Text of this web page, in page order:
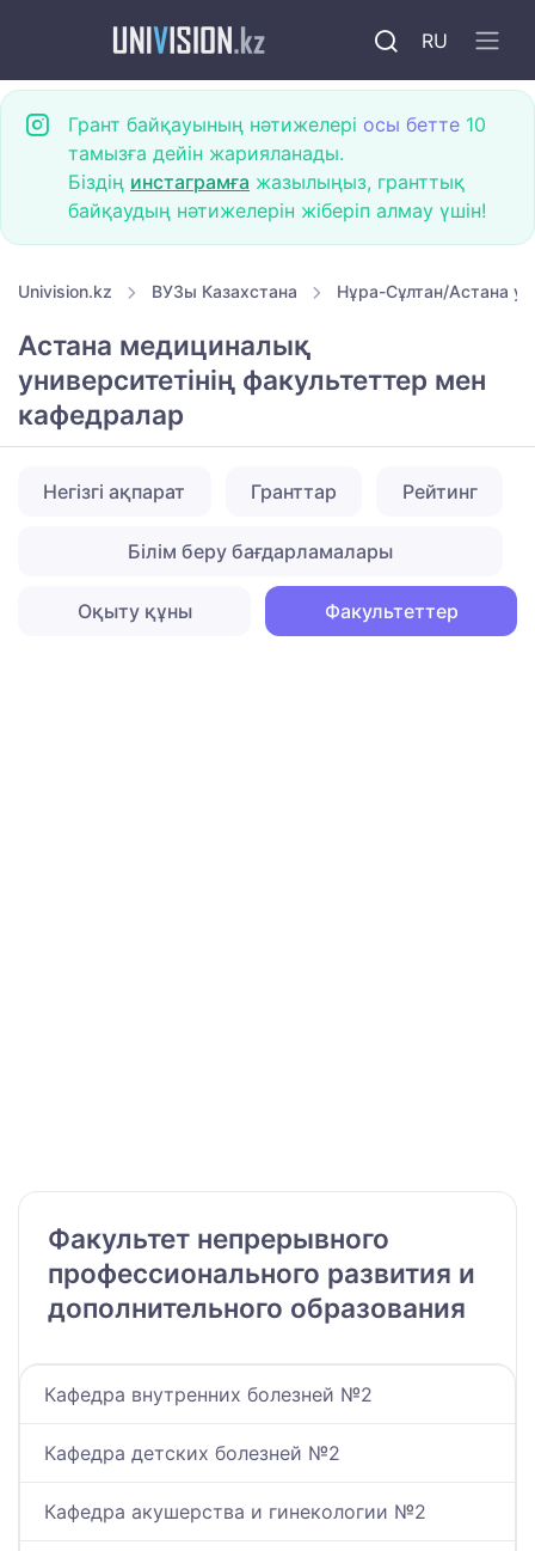
RU
Грант байқауының нәтижелері осы бетте 10
тамызға дейін жарияланады.
Біздің инстаграмға жазылыңыз, гранттық
байқаудың нәтижелерін жіберіп алмау үшін!
Univision.kz ВУЗы Казахстана Нұра-Сұлтан/Астана
Астана медициналық
университетінің факультеттер мен
кафедралар
Негізгі ақпарат Гранттар Рейтинг
Білім беру бағдарламалары
Оқыту құны Факультеттер
Факультет непрерывного
профессионального развития и
дополнительного образования
Кафедра внутренних болезней №2
Кафедра детских болезней №2
Кафедра акушерства и гинекологии №2